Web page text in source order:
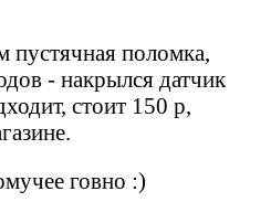
пустячная поломка,
- накрылся датчик
стоит 150 р,
говно :)